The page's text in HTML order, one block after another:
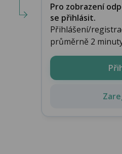
Pro zobrazení
se přihlásit.
Přihlášení/
průměrně 2